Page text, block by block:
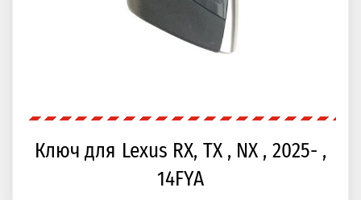
Ключ для Lexus RX, TX , NX , 2025- ,
14FYA